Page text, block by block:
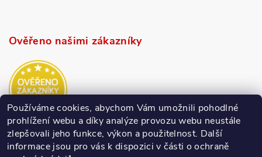
Ověřeno našimi zákazníky
Používáme cookies, abychom Vám umožnili pohodlné
prohlížení webu a díky analýze provozu webu neustále
zlepšovali jeho funkce, výkon a použitelnost. Další
informace jsou pro vás k dispozici v části o ochraně